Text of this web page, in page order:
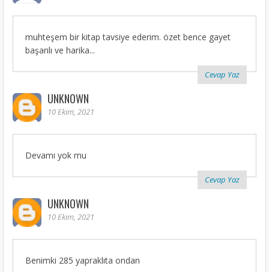
muhteşem bir kitap tavsiye ederim. özet bence gayet
başarılı ve harika...
Cevap Yaz
UNKNOWN
10 Ekim, 2021
Devamı yok mu
Cevap Yaz
UNKNOWN
10 Ekim, 2021
Benimki 285 yapraklıta ondan